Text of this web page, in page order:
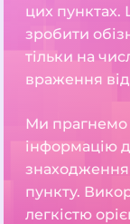
цих пунктах.
зробити
тільки на
враження від
Ми прагнемо
інформацію
пункту.
легкістю